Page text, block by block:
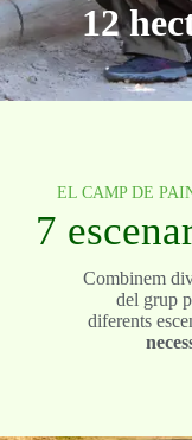
12
EL CAMP DE
7
Combinem
del grup
diferents